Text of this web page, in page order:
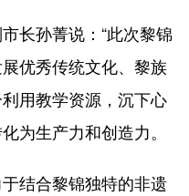
孙菁说：“此次黎锦
优秀传统文化、黎族
用教学资源，沉下心
为生产力和创造力。
结合黎锦独特的非遗